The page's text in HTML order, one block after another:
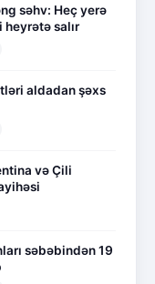
səhv: Heç yerə
salır
aldadan şəxs
və Çili
səbəbindən 19